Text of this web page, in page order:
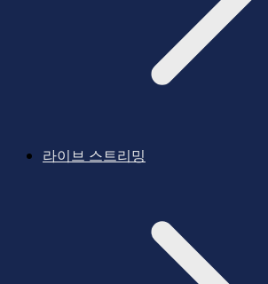
라이브 스트리밍